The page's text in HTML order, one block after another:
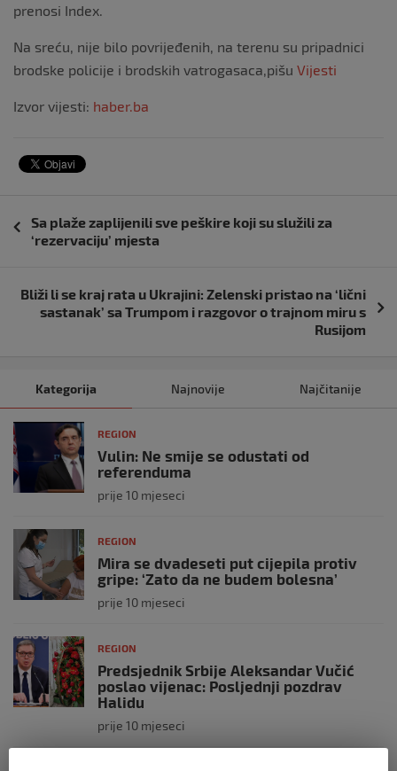
prenosi Index.
Na sreću, nije bilo povrijeđenih, na terenu su pripadnici
brodske policije i brodskih vatrogasaca,pišu Vijesti
Izvor vijesti: haber.ba
objava
Sa plaže zaplijenili sve peškire koji su služili za
‘rezervaciju’ mjesta
Bliži li se kraj rata u Ukrajini: Zelenski pristao na ‘lični
sastanak’ sa Trumpom i razgovor o trajnom miru s
Rusijom
Kategorija Najnovije Najčitanije
REGION
Vulin: Ne smije se odustati od
referenduma
prije 10 mjeseci
REGION
Mira se dvadeseti put cijepila protiv
gripe: ‘Zato da ne budem bolesna’
prije 10 mjeseci
REGION
Predsjednik Srbije Aleksandar Vučić
poslao vijenac: Posljednji pozdrav
Halidu
prije 10 mjeseci